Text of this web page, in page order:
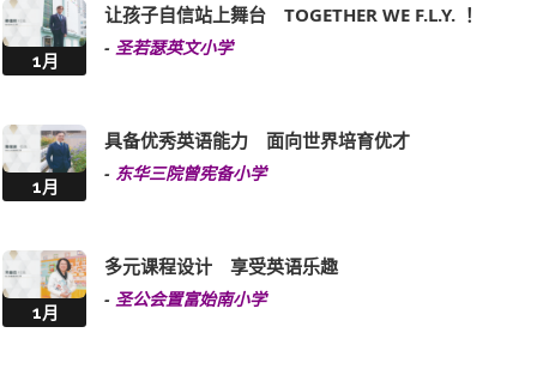
1月
让孩子自信站上舞台 TOGETHER WE F.L.Y. ！
- 圣若瑟英文小学
1月
具备优秀英语能力 面向世界培育优才
- 东华三院曾宪备小学
1月
多元课程设计 享受英语乐趣
- 圣公会置富始南小学